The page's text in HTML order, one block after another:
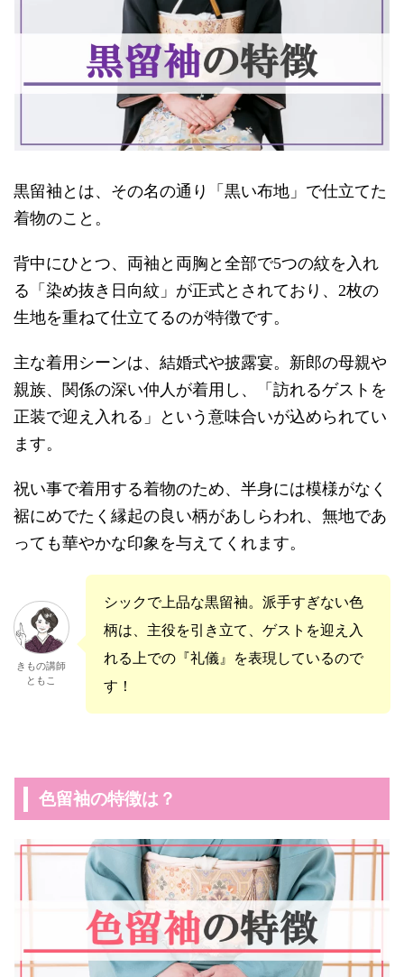
黒留袖とは、その名の通り「黒い布地」で仕立てた
着物のこと。
背中にひとつ、両袖と両胸と全部で5つの紋を入れ
る「染め抜き日向紋」が正式とされており、2枚の
生地を重ねて仕立てるのが特徴です。
主な着用シーンは、結婚式や披露宴。新郎の母親や
親族、関係の深い仲人が着用し、「訪れるゲストを
正装で迎え入れる」という意味合いが込められてい
ます。
祝い事で着用する着物のため、半身には模様がなく
裾にめでたく縁起の良い柄があしらわれ、無地であ
っても華やかな印象を与えてくれます。
きもの講師
ともこ
シックで上品な黒留袖。派手すぎない色
柄は、主役を引き立て、ゲストを迎え入
れる上での『礼儀』を表現しているので
す！
色留袖の特徴は？